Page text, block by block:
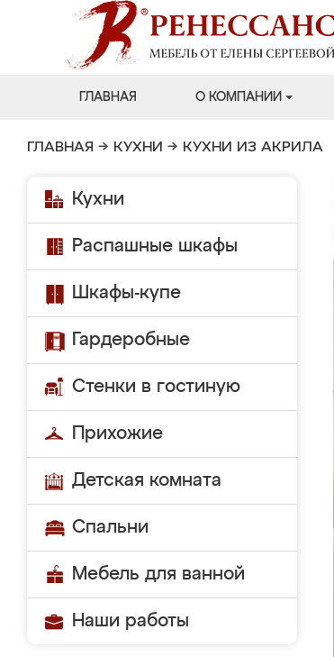
ГЛАВНАЯ О КОМПАНИИ
ГЛАВНАЯ → КУХНИ → КУХНИ ИЗ АКРИЛА
Кухни
Распашные шкафы
Шкафы-купе
Гардеробные
Стенки в гостиную
Прихожие
Детская комната
Спальни
Мебель для ванной
Наши работы